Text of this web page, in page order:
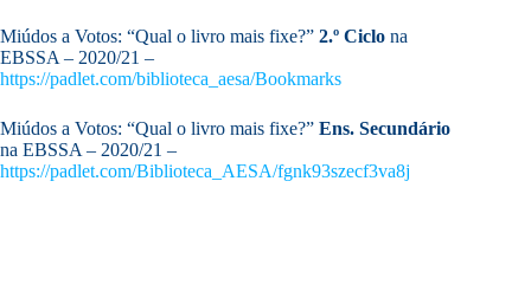
Miúdos a Votos: “Qual o livro mais fixe?” 2.º Ciclo na
EBSSA – 2020/21 –
https://padlet.com/biblioteca_aesa/Bookmarks
Miúdos a Votos: “Qual o livro mais fixe?” Ens. Secundário
na EBSSA – 2020/21 –
https://padlet.com/Biblioteca_AESA/fgnk93szecf3va8j